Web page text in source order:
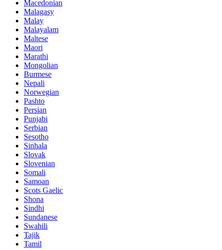
Macedonian
Malagasy
Malay
Malayalam
Maltese
Maori
Marathi
Mongolian
Burmese
Nepali
Norwegian
Pashto
Persian
Punjabi
Serbian
Sesotho
Sinhala
Slovak
Slovenian
Somali
Samoan
Scots Gaelic
Shona
Sindhi
Sundanese
Swahili
Tajik
Tamil